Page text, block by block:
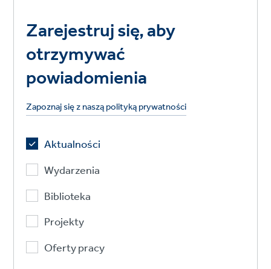
Zarejestruj się, aby
otrzymywać
powiadomienia
Zapoznaj się z naszą polityką prywatności
Aktualności
Wydarzenia
Biblioteka
Projekty
Oferty pracy